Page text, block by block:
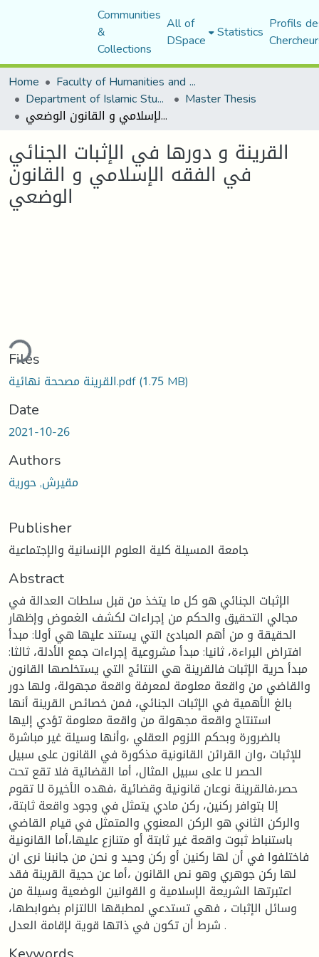
Communities
&
Collections
All of
DSpace Statistics Profils
Home
Faculty of Humanities and Social Sciences
Department of Islamic Studies Master Thesis
القرينة و دورها في الإثبات الجنائي في الفقه الإسلامي و القانون الوضعي
القرينة و دورها في الإثبات الجنائي
في الفقه الإسلامي و القانون
الوضعي
Files
القرينة مصححة نهائية.pdf(1.75 MB)
Date
2021-10-26
Authors
مقيرش, حورية
Publisher
جامعة المسيلة كلية العلوم الإنسانية والإجتماعية
Abstract
الإثبات الجنائي هو كل ما يتخذ من قبل سلطات العدالة في
مجالي التحقيق والحكم من إجراءات لكشف الغموض وإظهار
الحقيقة و من أهم المبادئ التي يستند عليها هي أولا: مبدأ
افتراض البراءة، ثانيا: مبدأ مشروعية إجراءات جمع الأدلة، ثالثا:
مبدأ حرية الإثبات فالقرينة هي النتائج التي يستخلصها القانون
والقاضي من واقعة معلومة لمعرفة واقعة مجهولة، ولها دور
بالغ الأهمية في الإثبات الجنائي، فمن خصائص القرينة أنها
استنتاج واقعة مجهولة من واقعة معلومة تؤدي إليها
بالضرورة وبحكم اللزوم العقلي ،وأنها وسيلة غير مباشرة
للإثبات ،وان القرائن القانونية مذكورة في القانون على سبيل
الحصر لا على سبيل المثال، أما القضائية فلا تقع تحت
حصر،فالقرينة نوعان قانونية وقضائية ،فهده الأخيرة لا تقوم
إلا بتوافر ركنين، ركن مادي يتمثل في وجود واقعة ثابتة،
والركن الثاني هو الركن المعنوي والمتمثل في قيام القاضي
باستنباط ثبوت واقعة غير ثابتة أو متنازع عليها،أما القانونية
فاختلفوا في أن لها ركنين أو ركن وحيد و نحن من جانبنا نرى ان
لها ركن جوهري وهو نص القانون ،أما عن حجية القرينة فقد
اعتبرتها الشريعة الإسلامية و القوانين الوضعية وسيلة من
وسائل الإثبات ، فهي تستدعي لمطبقها الالتزام بضوابطها،
شرط أن تكون في ذاتها قوية لإقامة العدل .